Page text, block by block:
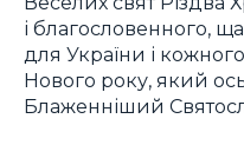
і благословенного,
для України і кожного
Нового року, який
Блаженніший